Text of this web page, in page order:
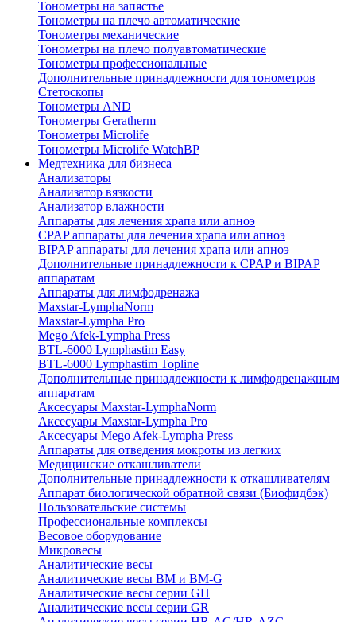
Тонометры на запястье
Тонометры на плечо автоматические
Тонометры механические
Тонометры на плечо полуавтоматические
Тонометры профессиональные
Дополнительные принадлежности для тонометров
Стетоскопы
Тонометры AND
Тонометры Geratherm
Тонометры Microlife
Тонометры Microlife WatchBP
Медтехника для бизнеса
Анализаторы
Анализатор вязкости
Анализатор влажности
Аппараты для лечения храпа или апноэ
CPAP аппараты для лечения храпа или апноэ
BIPAP аппараты для лечения храпа или апноэ
Дополнительные принадлежности к CPAP и BIPAP
аппаратам
Аппараты для лимфодренажа
Maxstar-LymphaNorm
Maxstar-Lympha Pro
Mego Afek-Lympha Press
BTL-6000 Lymphastim Easy
BTL-6000 Lymphastim Topline
Дополнительные принадлежности к лимфодренажным
аппаратам
Аксесуары Maxstar-LymphaNorm
Аксесуары Maxstar-Lympha Pro
Аксесуары Mego Afek-Lympha Press
Аппараты для отведения мокроты из легких
Медицинские откашливатели
Дополнительные принадлежности к откашливателям
Аппарат биологической обратной связи (Биофидбэк)
Пользовательские системы
Профессиональные комплексы
Весовое оборудование
Микровесы
Аналитические весы
Аналитические весы BM и BM-G
Аналитические весы серии GH
Аналитические весы серии GR